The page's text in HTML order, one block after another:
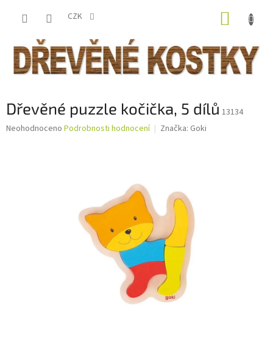
CZK
Dřevěné puzzle kočička, 5 dílů 13134
Průměrné
Neohodnoceno Podrobnosti hodnocení Značka: Goki